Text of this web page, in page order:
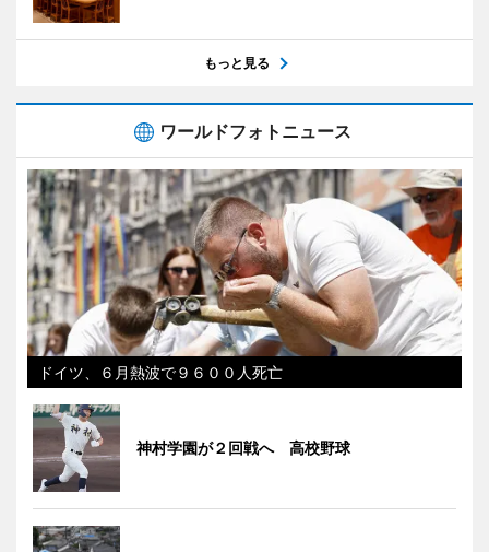
もっと見る
ワールドフォトニュース
ドイツ、６月熱波で９６００人死亡
神村学園が２回戦へ 高校野球